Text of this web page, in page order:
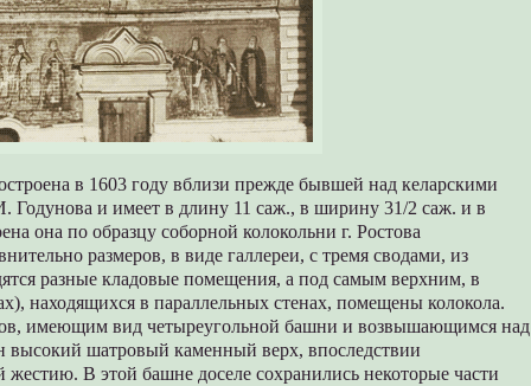
в 1603 году вблизи прежде бывшей над келарскими
Годунова и имеет в длину 11 саж., в ширину 31/2 саж. и в
она по образцу соборной колокольни г. Ростова
размеров, в виде галлереи, с тремя сводами, из
разные кладовые помещения, а под самым верхним, в
находящихся в параллельных стенах, помещены колокола.
имеющим вид четыреугольной башни и возвышающимся над
высокий шатровый каменный верх, впоследствии
В этой башне доселе сохранились некоторые части